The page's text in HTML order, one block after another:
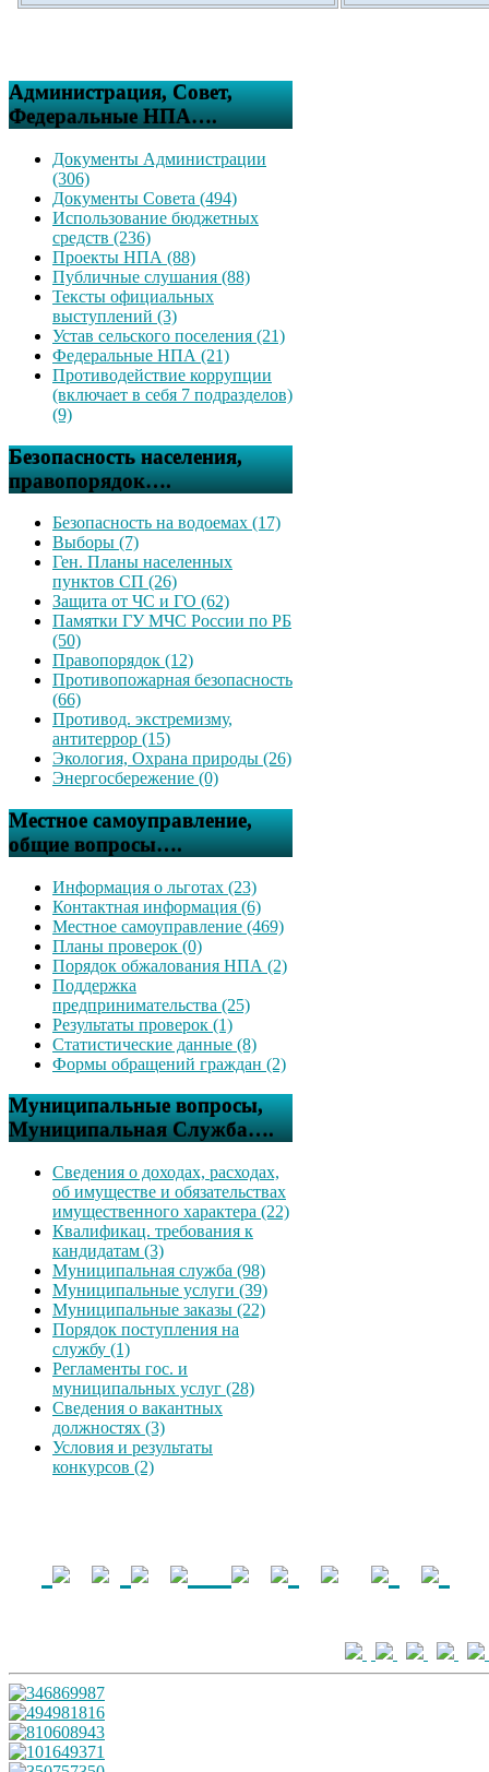
Администрация, Совет,
Федеральные НПА….
Документы Администрации
(306)
Документы Совета (494)
Использование бюджетных
средств (236)
Проекты НПА (88)
Публичные слушания (88)
Тексты официальных
выступлений (3)
Устав сельского поселения (21)
Федеральные НПА (21)
Противодействие коррупции
(включает в себя 7 подразделов)
(9)
Безопасность населения,
правопорядок….
Безопасность на водоемах (17)
Выборы (7)
Ген. Планы населенных
пунктов СП (26)
Защита от ЧС и ГО (62)
Памятки ГУ МЧС России по РБ
(50)
Правопорядок (12)
Противопожарная безопасность
(66)
Противод. экстремизму,
антитеррор (15)
Экология, Охрана природы (26)
Энергосбережение (0)
Местное самоуправление,
общие вопросы….
Информация о льготах (23)
Контактная информация (6)
Местное самоуправление (469)
Планы проверок (0)
Порядок обжалования НПА (2)
Поддержка
предпринимательства (25)
Результаты проверок (1)
Статистические данные (8)
Формы обращений граждан (2)
Муниципальные вопросы,
Муниципальная Служба….
Сведения о доходах, расходах,
об имуществе и обязательствах
имущественного характера (22)
Квалификац. требования к
кандидатам (3)
Муниципальная служба (98)
Муниципальные услуги (39)
Муниципальные заказы (22)
Порядок поступления на
службу (1)
Регламенты гос. и
муниципальных услуг (28)
Сведения о вакантных
должностях (3)
Условия и результаты
конкурсов (2)